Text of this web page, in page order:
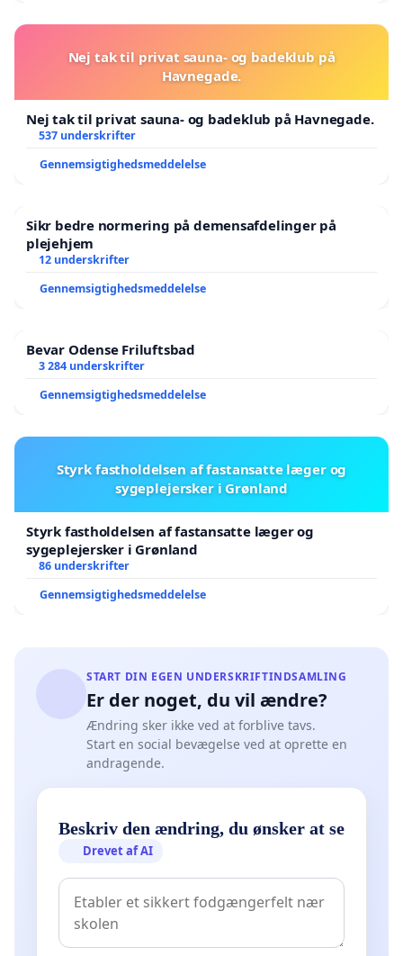
Nej tak til privat sauna- og badeklub på
Havnegade.
Nej tak til privat sauna- og badeklub på Havnegade.
537 underskrifter
Gennemsigtighedsmeddelelse
Sikr bedre normering på demensafdelinger på
plejehjem
12 underskrifter
Gennemsigtighedsmeddelelse
Bevar Odense Friluftsbad
3 284 underskrifter
Gennemsigtighedsmeddelelse
Styrk fastholdelsen af fastansatte læger og
sygeplejersker i Grønland
Styrk fastholdelsen af fastansatte læger og
sygeplejersker i Grønland
86 underskrifter
Gennemsigtighedsmeddelelse
START DIN EGEN UNDERSKRIFTINDSAMLING
Er der noget, du vil ændre?
Ændring sker ikke ved at forblive tavs.
Start en social bevægelse ved at oprette en
andragende.
Beskriv den ændring, du ønsker at se
Drevet af AI